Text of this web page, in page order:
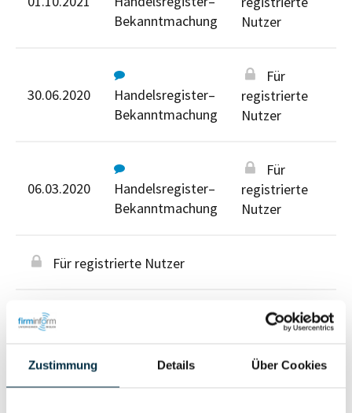
Zustimmung Details Über Cookies
Bekanntmachung
Nutzer
30.06.2020
Handelsregister–
Bekanntmachung
Für
registrierte
Nutzer
06.03.2020
Handelsregister–
Bekanntmachung
Für
registrierte
Nutzer
Für registrierte Nutzer